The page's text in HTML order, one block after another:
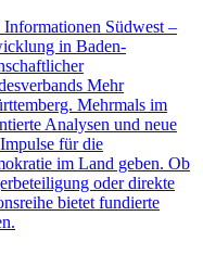
Südwest –
in Baden-
Mehr
Mehrmals im
Analysen und neue
für die
im Land geben. Ob
oder direkte
bietet fundierte